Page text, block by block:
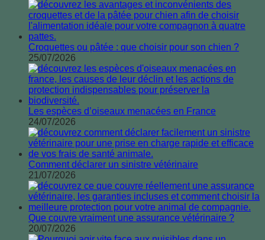
Croquettes ou pâtée : que choisir pour son chien ?
25/07/2026
Les espèces d’oiseaux menacées en France
24/07/2026
Comment déclarer un sinistre vétérinaire
21/07/2026
Que couvre vraiment une assurance vétérinaire ?
20/07/2026